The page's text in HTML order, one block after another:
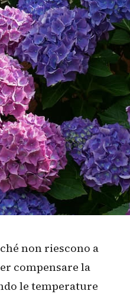
non riescono a
compensare la
le temperature